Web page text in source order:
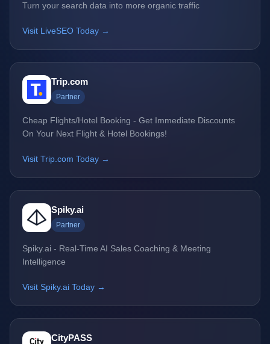
Turn your search data into more organic traffic
Visit LiveSEO Today →
Trip.com
Partner
Cheap Flights/Hotel Booking - Get Immediate Discounts
On Your Next Flight & Hotel Bookings!
Visit Trip.com Today →
Spiky.ai
Partner
Spiky.ai - Real-Time AI Sales Coaching & Meeting
Intelligence
Visit Spiky.ai Today →
CityPASS